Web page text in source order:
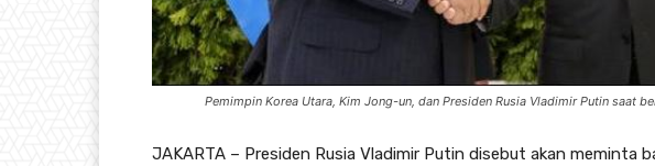
Pemimpin Korea Utara, Kim Jong-un, dan Presiden Rusia Vladimir Putin saat
JAKARTA – Presiden Rusia Vladimir Putin disebut akan meminta